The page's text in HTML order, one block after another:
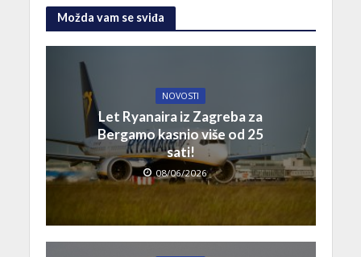
Možda vam se sviđa
NOVOSTI
Let Ryanaira iz Zagreba za
Bergamo kasnio više od 25
sati!
08/06/2026